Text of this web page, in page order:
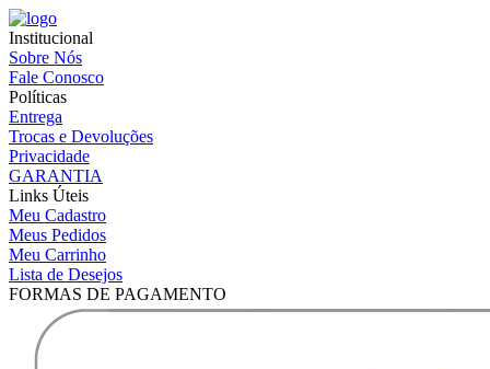
Institucional
Sobre Nós
Fale Conosco
Políticas
Entrega
Trocas e Devoluções
Privacidade
GARANTIA
Links Úteis
Meu Cadastro
Meus Pedidos
Meu Carrinho
Lista de Desejos
FORMAS DE PAGAMENTO